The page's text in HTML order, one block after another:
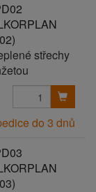
střechy
do 3 dnů